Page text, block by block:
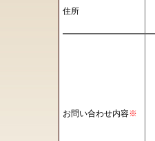
住所
お問い合わせ内容※